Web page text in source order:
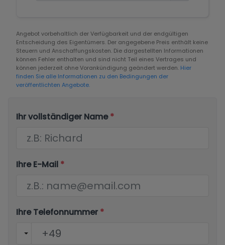
Angebot vorbehaltlich der Verfügbarkeit und der endgültigen
Entscheidung des Eigentümers. Der angegebene Preis enthält keine
Steuern und Anschaffungskosten. Die dargestellten Informationen
können Fehler enthalten und sind nicht Teil eines Vertrages und
können jederzeit ohne Vorankündigung geändert werden. Hier
finden Sie alle Informationen zu den Bedingungen der
veröffentlichten Angebote.
Ihr vollständiger Name*
Ihre E-Mail *
Ihre Telefonnummer *